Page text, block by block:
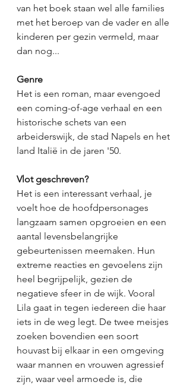
van het boek staan wel alle families
met het beroep van de vader en alle
kinderen per gezin vermeld, maar
dan nog...
Genre
Het is een roman, maar evengoed
een coming-of-age verhaal en een
historische schets van een
arbeiderswijk, de stad Napels en het
land Italië in de jaren '50.
Vlot geschreven?
Het is een interessant verhaal, je
voelt hoe de hoofdpersonages
langzaam samen opgroeien en een
aantal levensbelangrijke
gebeurtenissen meemaken. Hun
extreme reacties en gevoelens zijn
heel begrijpelijk, gezien de
negatieve sfeer in de wijk. Vooral
Lila gaat in tegen iedereen die haar
iets in de weg legt. De twee meisjes
zoeken bovendien een soort
houvast bij elkaar in een omgeving
waar mannen en vrouwen agressief
zijn, waar veel armoede is, die